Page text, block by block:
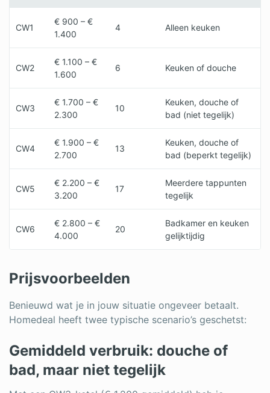
CW1
€ 900 – €
1.400
4 Alleen keuken
CW2
€ 1.100 – €
1.600
6 Keuken of douche
CW3
€ 1.700 – €
2.300
10
Keuken, douche of
bad (niet tegelijk)
CW4
€ 1.900 – €
2.700
13
Keuken, douche of
bad (beperkt tegelijk)
CW5
€ 2.200 – €
3.200
17
Meerdere tappunten
tegelijk
CW6
€ 2.800 – €
4.000
20
Badkamer en keuken
gelijktijdig
Prijsvoorbeelden
Benieuwd wat je in jouw situatie ongeveer betaalt.
Homedeal heeft twee typische scenario’s geschetst:
Gemiddeld verbruik: douche of
bad, maar niet tegelijk